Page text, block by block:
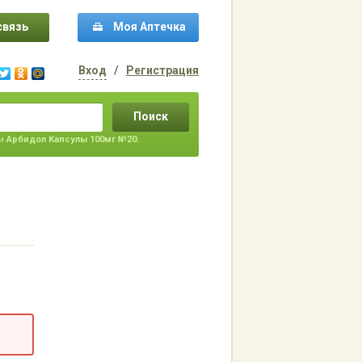
Моя Аптечка
Вход / Регистрация
Поиск
Арбидол Капсулы 100мг №20.